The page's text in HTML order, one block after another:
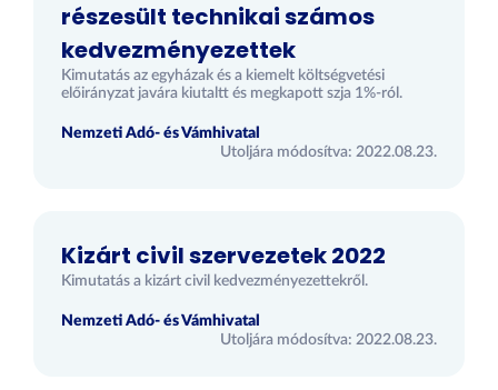
részesült technikai számos
kedvezményezettek
Kimutatás az egyházak és a kiemelt költségvetési
előirányzat javára kiutaltt és megkapott szja 1%-ról.
Nemzeti Adó- és Vámhivatal
Utoljára módosítva: 2022.08.23.
Kizárt civil szervezetek 2022
Kimutatás a kizárt civil kedvezményezettekről.
Nemzeti Adó- és Vámhivatal
Utoljára módosítva: 2022.08.23.